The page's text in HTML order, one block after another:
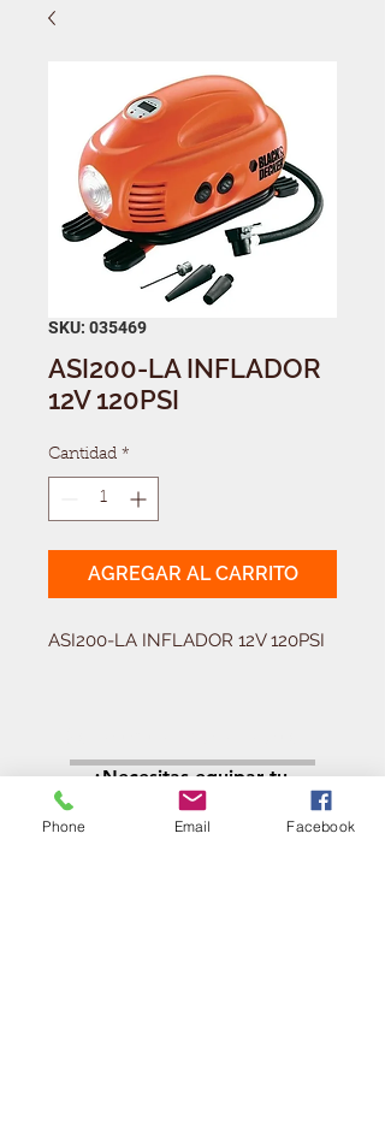
SKU: 035469
ASI200-LA INFLADOR
12V 120PSI
Cantidad *
AGREGAR AL CARRITO
ASI200-LA INFLADOR 12V 120PSI
¿Necesitas equipar tu
ferretería?
Phone Email Facebook